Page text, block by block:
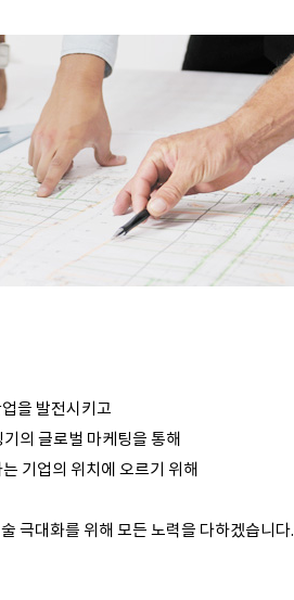
을 발전시키고
의 글로벌 마케팅을 통해
기업의 위치에 오르기 위해
극대화를 위해 모든 노력을 다하겠습니다.